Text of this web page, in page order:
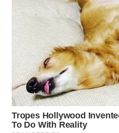
WN
KARAWANG
WN
BEKASI
WN
BOGOR